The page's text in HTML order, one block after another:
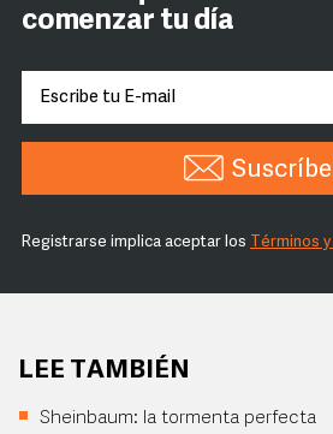
comenzar tu día
Registrarse implica aceptar los Términos
LEE TAMBIÉN
Sheinbaum: la tormenta perfecta